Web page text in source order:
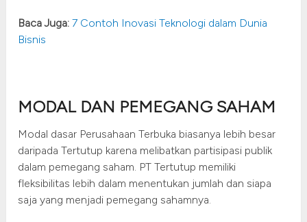
Baca Juga: 7 Contoh Inovasi Teknologi dalam Dunia
Bisnis
MODAL DAN PEMEGANG SAHAM
Modal dasar Perusahaan Terbuka biasanya lebih besar
daripada Tertutup karena melibatkan partisipasi publik
dalam pemegang saham. PT Tertutup memiliki
fleksibilitas lebih dalam menentukan jumlah dan siapa
saja yang menjadi pemegang sahamnya.